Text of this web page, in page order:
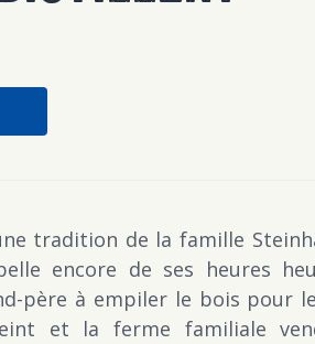
tradition de la famille
encore de ses heures
père à empiler le bois pour
et la ferme familiale